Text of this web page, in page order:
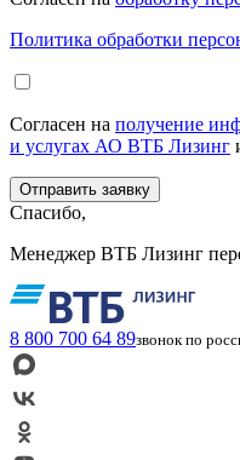
Политика обработки
Согласен на получение
и услугах АО ВТБ Лизинг
Спасибо,
Менеджер ВТБ Лизинг
8 800 700 64 89звонок по